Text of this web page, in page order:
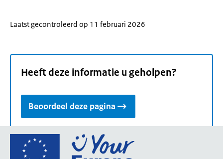
Laatst gecontroleerd op 11 februari 2026
Heeft deze informatie u geholpen?
Beoordeel deze pagina
Ga